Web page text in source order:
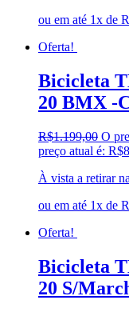
ou em até 1x de
Oferta!
Bicicleta
20 BMX -
R$1.199,00 O
preço atual é:
À vista a retirar
ou em até 1x de
Oferta!
Bicicleta
20 S/